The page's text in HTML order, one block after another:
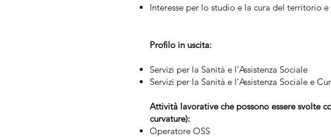
Interesse per lo studio e la cura del territorio
Profilo in uscita:
Servizi per la Sanità e l’Assistenza Sociale
Servizi per la Sanità e l’Assistenza Sociale e
Attività lavorative che possono essere svolte
curvature):
Operatore OSS